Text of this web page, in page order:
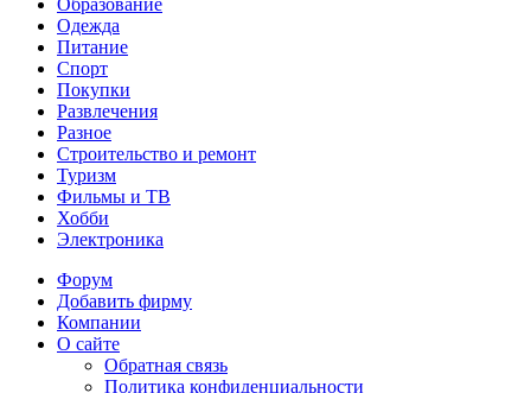
Образование
Одежда
Питание
Спорт
Покупки
Развлечения
Разное
Строительство и ремонт
Туризм
Фильмы и ТВ
Хобби
Электроника
Форум
Добавить фирму
Компании
О сайте
Обратная связь
Политика конфиденциальности